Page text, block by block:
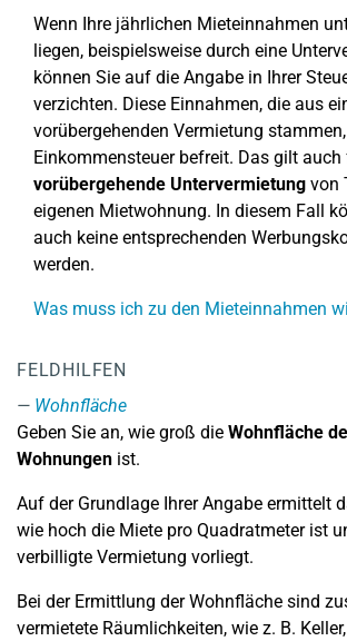
Wenn Ihre jährlichen Mieteinnahmen
liegen, beispielsweise durch eine
können Sie auf die Angabe in Ihrer
verzichten. Diese Einnahmen, die aus
vorübergehenden Vermietung
Einkommensteuer befreit. Das gilt auch
vorübergehende Untervermietung von
eigenen Mietwohnung. In diesem Fall
auch keine entsprechenden
werden.
Was muss ich zu den Mieteinnahmen
FELDHILFEN
Wohnfläche
Geben Sie an, wie groß die Wohnfläche
Wohnungen ist.
Auf der Grundlage Ihrer Angabe ermittelt
wie hoch die Miete pro Quadratmeter ist
verbilligte Vermietung vorliegt.
Bei der Ermittlung der Wohnfläche sind
vermietete Räumlichkeiten, wie z. B.